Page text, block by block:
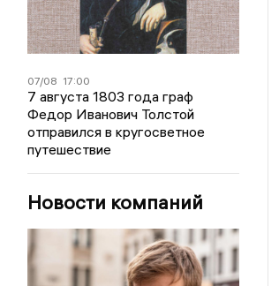
07/08 17:00
7 августа 1803 года граф
Федор Иванович Толстой
отправился в кругосветное
путешествие
Новости компаний